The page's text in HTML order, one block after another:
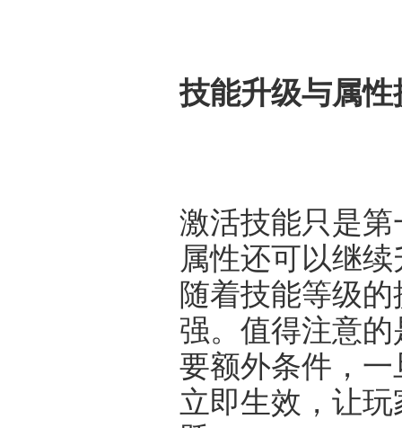
技能升级与属性
激活技能只是
属性还可以继
随着技能等级
强。值得注意
要额外条件，
立即生效，让